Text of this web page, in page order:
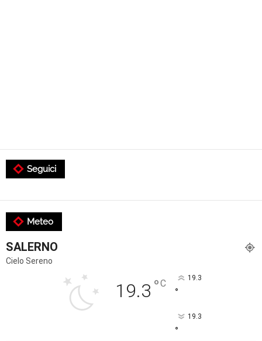
Seguici
Meteo
SALERNO
Cielo Sereno
19.3 °C 19.3
°
19.3
°